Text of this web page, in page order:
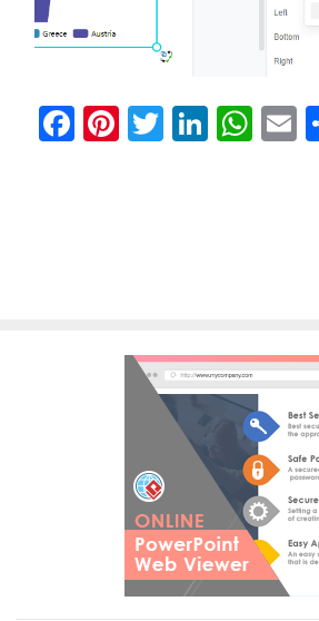
Facebook
Pinterest
Twitter